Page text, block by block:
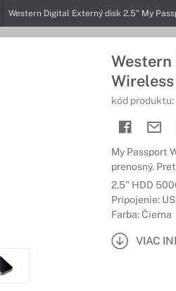
Western Digital Externý disk 2.5" My
kód produktu:
My Passport
prenosný.
2,5" HDD
Pripojenie:
Farba: Čierna
VIAC